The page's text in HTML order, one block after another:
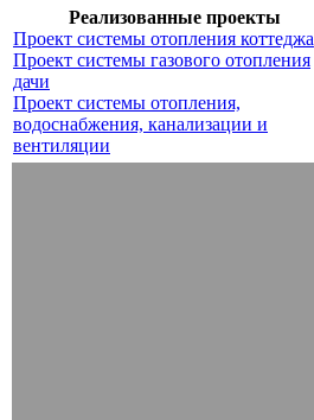
Реализованные проекты
Проект системы отопления коттеджа
Проект системы газового отопления
дачи
Проект системы отопления,
водоснабжения, канализации и
вентиляции